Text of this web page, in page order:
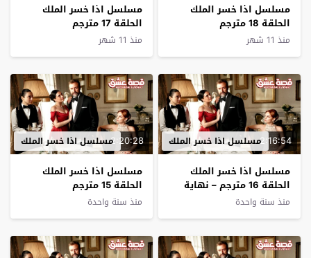
مسلسل اذا خسر الملك
الحلقة 18 مترجم
منذ 11 شهر
مسلسل اذا خسر الملك
الحلقة 17 مترجم
منذ 11 شهر
2:16:54مسلسل اذا خسر الملك
مسلسل اذا خسر الملك
الحلقة 16 مترجم – نهاية
الموسم
منذ سنة واحدة
2:20:28مسلسل اذا خسر الملك
مسلسل اذا خسر الملك
الحلقة 15 مترجم
منذ سنة واحدة